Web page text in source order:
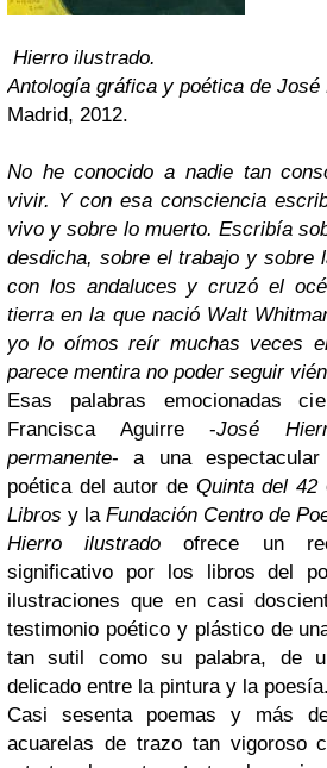
Hierro ilustrado.
Antología gráfica y poética de José
Madrid, 2012.
No he conocido a nadie tan
vivir. Y con esa consciencia
vivo y sobre lo muerto. Escribía
desdicha, sobre el trabajo y sobre
con los andaluces y cruzó el
tierra en la que nació Walt
yo lo oímos reír muchas veces
parece mentira no poder seguir
Esas palabras emocionadas
Francisca Aguirre -José
permanente- a una
poética del autor de Quinta del 42
Libros y la Fundación Centro de
Hierro ilustrado ofrece un
significativo por los libros del
ilustraciones que en casi
testimonio poético y plástico de
tan sutil como su palabra, de
delicado entre la pintura y la poesía.
Casi sesenta poemas y más
acuarelas de trazo tan vigoroso